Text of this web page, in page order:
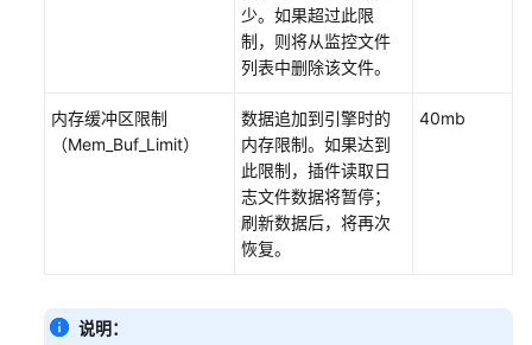
云
原
云
少。如果超过此限
制，则将从监控文件
列表中删除该文件。
内存缓冲区限制
（Mem_Buf_Limit）
数据追加到引擎时的
内存限制。如果达到
此限制，插件读取日
志文件数据将暂停；
刷新数据后，将再次
恢复。
40mb
说明：